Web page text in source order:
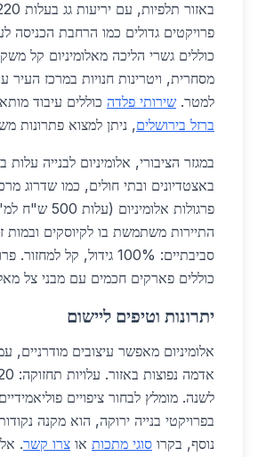
כוללים גשרי הליכה מאלומיניום קל
למטר. שירותי פלדה כוללים עיבוד
ברזל בירושלים, ניתן למצוא פתרונות
במגזר הציבורי, אלומיניום לבנייה עלות
באצטדיונים ובתי חולים, כמו שדרוג
פרגולות
התיירות משתמשת בו לקיוסקים ובמות
סביבתיים: 100% גידול, קל
כוללים פארקים חכמים עם מבני צל
יתרונות וטיפים ליישום
אלומיניום מאפשר עיצובים מודרניים,
לשנה. מומלץ לבחור ציפויים
בפרויקטי בנייה ירוקה, הוא מקנה
נוסף, בקרו סוגי מתכות או צרו קשר.